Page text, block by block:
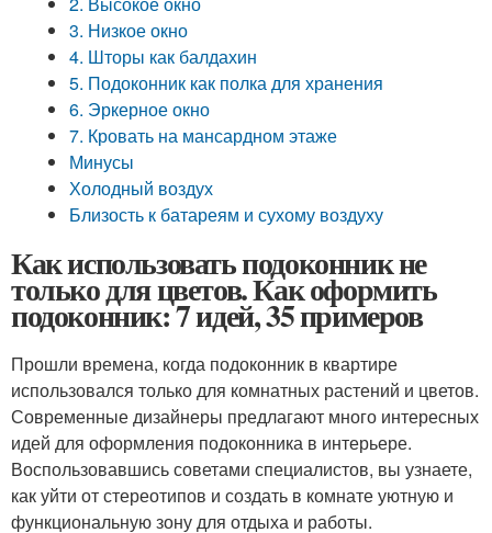
3. Низкое окно
4. Шторы как балдахин
5. Подоконник как полка для хранения
6. Эркерное окно
7. Кровать на мансардном этаже
Минусы
Холодный воздух
Близость к батареям и сухому воздуху
Как использовать подоконник не
только для цветов. Как оформить
подоконник: 7 идей, 35 примеров
Прошли времена, когда подоконник в квартире
использовался только для комнатных растений и цветов.
Современные дизайнеры предлагают много интересных
идей для оформления подоконника в интерьере.
Воспользовавшись советами специалистов, вы узнаете,
как уйти от стереотипов и создать в комнате уютную и
функциональную зону для отдыха и работы.